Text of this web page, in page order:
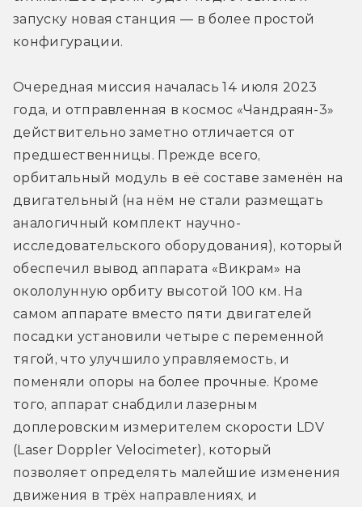
запуску новая станция — в более простой
конфигурации.
Очередная миссия началась 14 июля 2023
года, и отправленная в космос «Чандраян-3»
действительно заметно отличается от
предшественницы. Прежде всего,
орбитальный модуль в её составе заменён на
двигательный (на нём не стали размещать
аналогичный комплект научно-
исследовательского оборудования), который
обеспечил вывод аппарата «Викрам» на
окололунную орбиту высотой 100 км. На
самом аппарате вместо пяти двигателей
посадки установили четыре с переменной
тягой, что улучшило управляемость, и
поменяли опоры на более прочные. Кроме
того, аппарат снабдили лазерным
доплеровским измерителем скорости LDV
(Laser Doppler Velocimeter), который
позволяет определять малейшие изменения
движения в трёх направлениях, и